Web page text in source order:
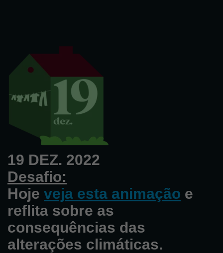
19 DEZ. 2022
Desafio:
Hoje veja esta animação e
reflita sobre as
consequências das
alterações climáticas.